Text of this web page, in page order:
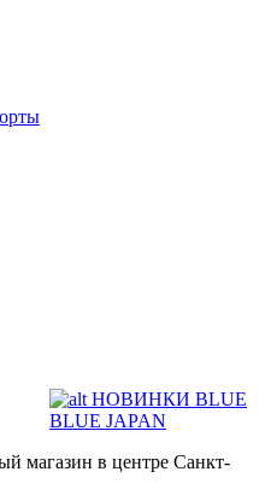
НОВИНКИ BLUE
BLUE JAPAN
магазин в центре Санкт-